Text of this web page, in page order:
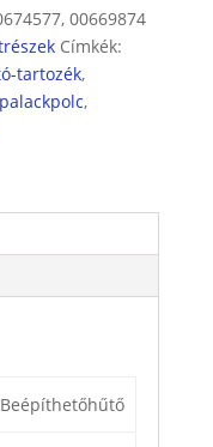
00669874
Címkék:
tartozék,
palackpolc,
Beépíthetőhűtő